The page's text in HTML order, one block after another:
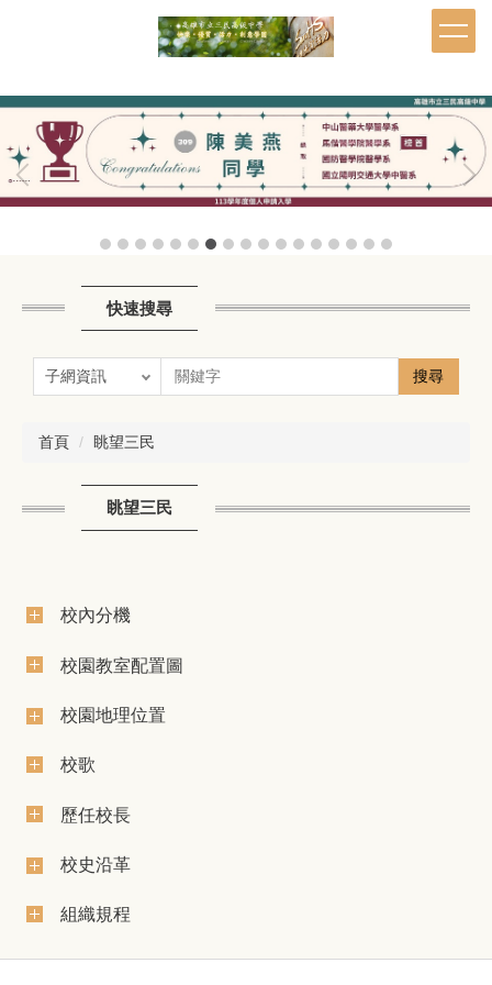
內
區
快速搜尋
搜尋
首頁 眺望三民
眺望三民
校內分機
校園教室配置圖
校園地理位置
校歌
歷任校長
校史沿革
組織規程